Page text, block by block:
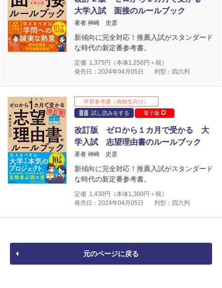
大学入試 面接のルールブック
著者 神崎 史彦
新傾向に完全対応！推薦入試がスタンダード
な時代の新定番参考書。
定価 1,375 円（本体1,250円＋税）
発売日：2024年04月05日
判型：四六判
学習参考書（高校生向け）
試し読みをする
電子版
改訂版 ゼロから１カ月で受かる 大
学入試 志望理由書のルールブック
著者 神崎 史彦
新傾向に完全対応！推薦入試がスタンダード
な時代の新定番参考書。
定価 1,430円（本体1,300円＋税）
発売日：2024年04月05日
判型：四六判
元のページに戻る